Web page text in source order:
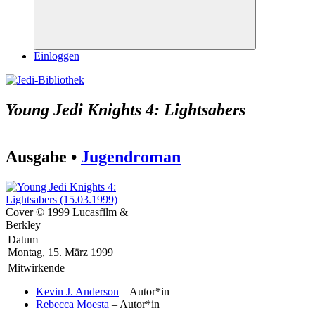
Suchen
Einloggen
Young Jedi Knights 4: Lightsabers
Ausgabe • Jugendroman
Cover © 1999 Lucasfilm &
Berkley
Datum
Montag, 15. März 1999
Mitwirkende
Kevin J. Anderson – Autor*in
Rebecca Moesta – Autor*in